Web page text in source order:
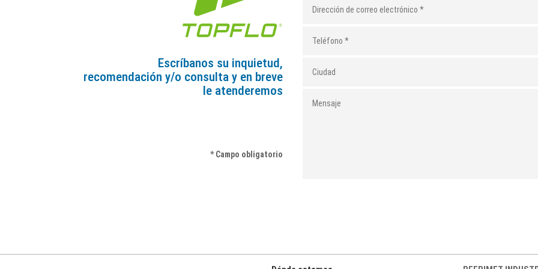
Escríbanos su inquietud,
recomendación y/o consulta y en breve
le atenderemos
* Campo obligatorio